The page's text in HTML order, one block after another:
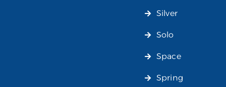
Silver
Solo
Space
Spring